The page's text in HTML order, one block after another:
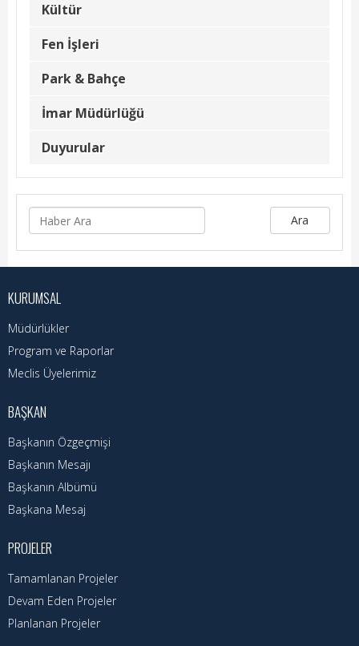
Şikayet Takip Formu
Başkanın Albümü
Projeler
Tamamlanan Projeler
Haberler
Genel
Kültür
Fen İşleri
Park & Bahçe
İmar Müdürlüğü
Duyurular
Ara
KURUMSAL
Müdürlükler
Program ve Raporlar
Meclis Üyelerimiz
BAŞKAN
Başkanın Özgeçmişi
Başkanın Mesajı
Başkanın Albümü
Başkana Mesaj
PROJELER
Tamamlanan Projeler
Devam Eden Projeler
Planlanan Projeler